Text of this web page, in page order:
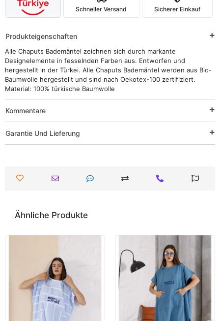
Schneller Versand Sicherer Einkauf
Produkteigenschaften
Alle Chaputs Bademäntel zeichnen sich durch markante
Designelemente in fesselnden Farben aus. Entworfen und
hergestellt in der Türkei. Alle Chaputs Bademäntel werden aus Bio-
Baumwolle hergestellt und sind nach Oekotex-100 zertifiziert.
Material: 100% türkische Baumwolle
Kommentare
Garantie Und Lieferung
Ähnliche Produkte